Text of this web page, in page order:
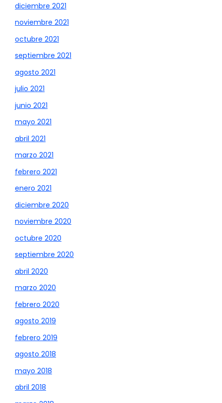
diciembre 2021
noviembre 2021
octubre 2021
septiembre 2021
agosto 2021
julio 2021
junio 2021
mayo 2021
abril 2021
marzo 2021
febrero 2021
enero 2021
diciembre 2020
noviembre 2020
octubre 2020
septiembre 2020
abril 2020
marzo 2020
febrero 2020
agosto 2019
febrero 2019
agosto 2018
mayo 2018
abril 2018